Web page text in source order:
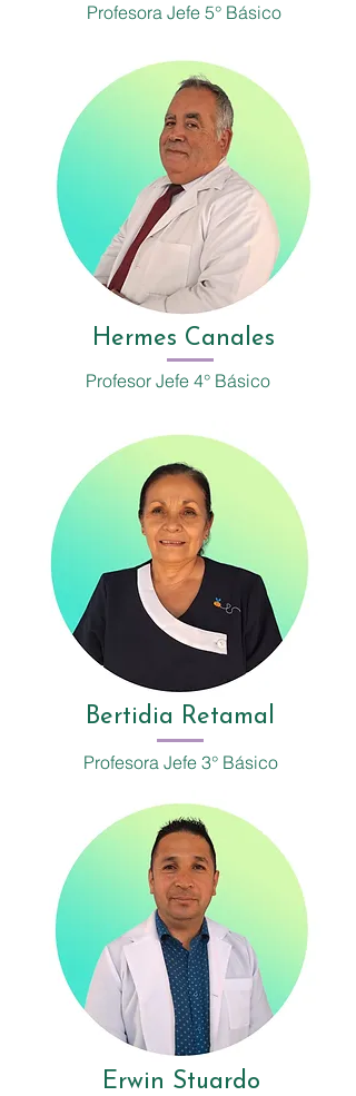
Profesora Jefe 5° Básico
Hermes Canales
Profesor Jefe 4° Básico
Bertidia Retamal
Profesora Jefe 3° Básico
Erwin Stuardo